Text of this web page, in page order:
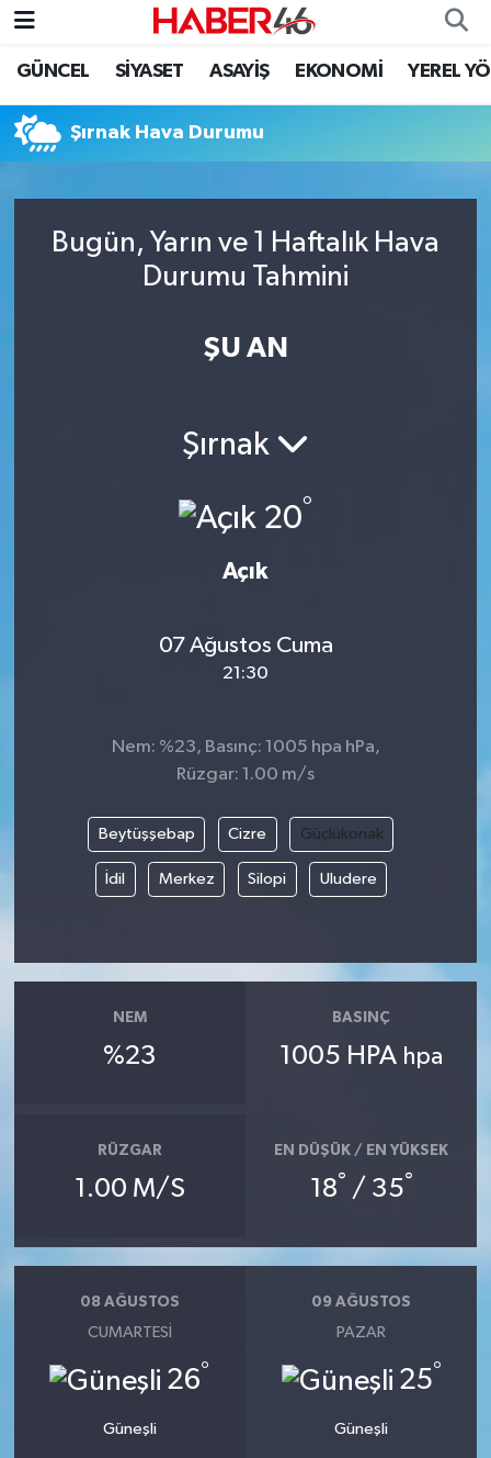
GÜNCEL SİYASET ASAYİŞ EKONOMİ YEREL
Şırnak Hava Durumu
Bugün, Yarın ve 1 Haftalık Hava
Durumu Tahmini
ŞU AN
Şırnak
20°
Açık
07 Ağustos Cuma
21:30
Nem: %23, Basınç: 1005 hpa hPa,
Rüzgar: 1.00 m/s
Beytüşşebap Cizre Güçlükonak
İdil Merkez Silopi Uludere
NEM
%23
BASINÇ
1005 HPA hpa
RÜZGAR
1.00 M/S
EN DÜŞÜK / EN YÜKSEK
18° / 35°
08 AĞUSTOS
CUMARTESI
26°
Güneşli
09 AĞUSTOS
PAZAR
25°
Güneşli
GÜNCEL
SİYASET
EKONOMİ
SPOR
İLÇE HABERLERİ
ROPORTAJ
KADIN-AİLE
MEDYA
BİLİMNET
Yemek
KİM KİMDİR
ÇEK GÖNDER
Nöbetçi Eczaneler
Hava Durumu
Kahramanmaraş Namaz Vakitleri
Trafik Durumu